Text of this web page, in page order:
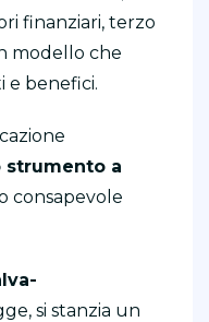
finanziari, terzo
modello che
e benefici.
strumento a
consapevole
si stanzia un